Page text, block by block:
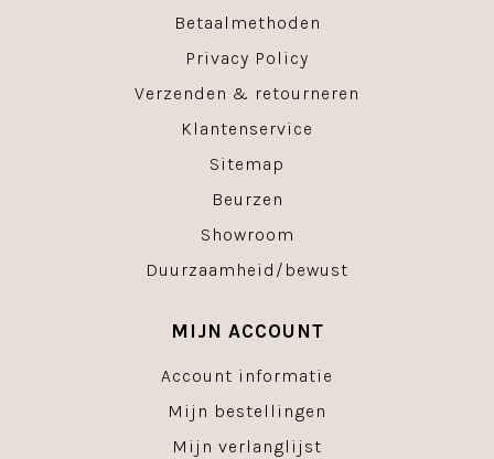
Betaalmethoden
Privacy Policy
Verzenden & retourneren
Klantenservice
Sitemap
Beurzen
Showroom
Duurzaamheid/bewust
MIJN ACCOUNT
Account informatie
Mijn bestellingen
Mijn verlanglijst